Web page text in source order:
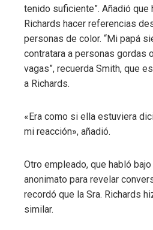
tenido suficiente”. Añadió que
Richards hacer referencias
personas de color. “Mi papá
contratara a personas gordas
vagas”, recuerda Smith, que
a Richards.
«Era como si ella estuviera
mi reacción», añadió.
Otro empleado, que habló
anonimato para revelar
recordó que la Sra. Richards
similar.